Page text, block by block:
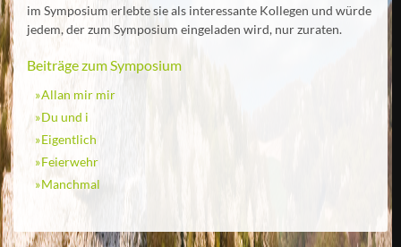
im Symposium erlebte sie als interessante Kollegen und würde
jedem, der zum Symposium eingeladen wird, nur zuraten.
Beiträge zum Symposium
Allan mir mir
Du und i
Eigentlich
Feierwehr
Manchmal